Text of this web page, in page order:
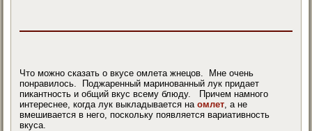
Что можно сказать о вкусе омлета жнецов. Мне очень
понравилось. Поджаренный маринованный лук придает
пикантность и общий вкус всему блюду. Причем намного
интереснее, когда лук выкладывается наомлет , а не
вмешивается в него, поскольку появляется вариативность
вкуса.